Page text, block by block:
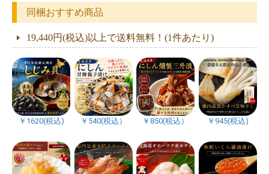
同梱おすすめ商品
19,440円(税込)以上で送料無料！(1件あたり)
￥1620(税込) ￥540(税込） ￥850(税込） ￥945(税込)